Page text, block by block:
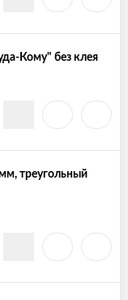
Кому" без клея
треугольный